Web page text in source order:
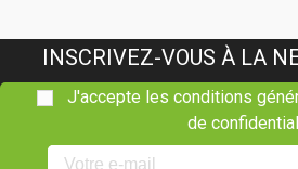
INSCRIVEZ-VOUS À LA
J'accepte les conditions
de